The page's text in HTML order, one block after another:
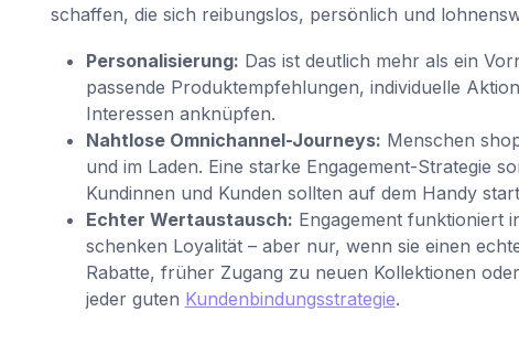
schaffen, die sich reibungslos, persönlich und
Personalisierung: Das ist deutlich mehr als ein
passende Produktempfehlungen, individuelle
Interessen anknüpfen.
Nahtlose Omnichannel-Journeys: Menschen
und im Laden. Eine starke Engagement-Strategie
Kundinnen und Kunden sollten auf dem Handy
Echter Wertaustausch: Engagement funktioniert
schenken Loyalität – aber nur, wenn sie einen
Rabatte, früher Zugang zu neuen Kollektionen
jeder guten Kundenbindungsstrategie.